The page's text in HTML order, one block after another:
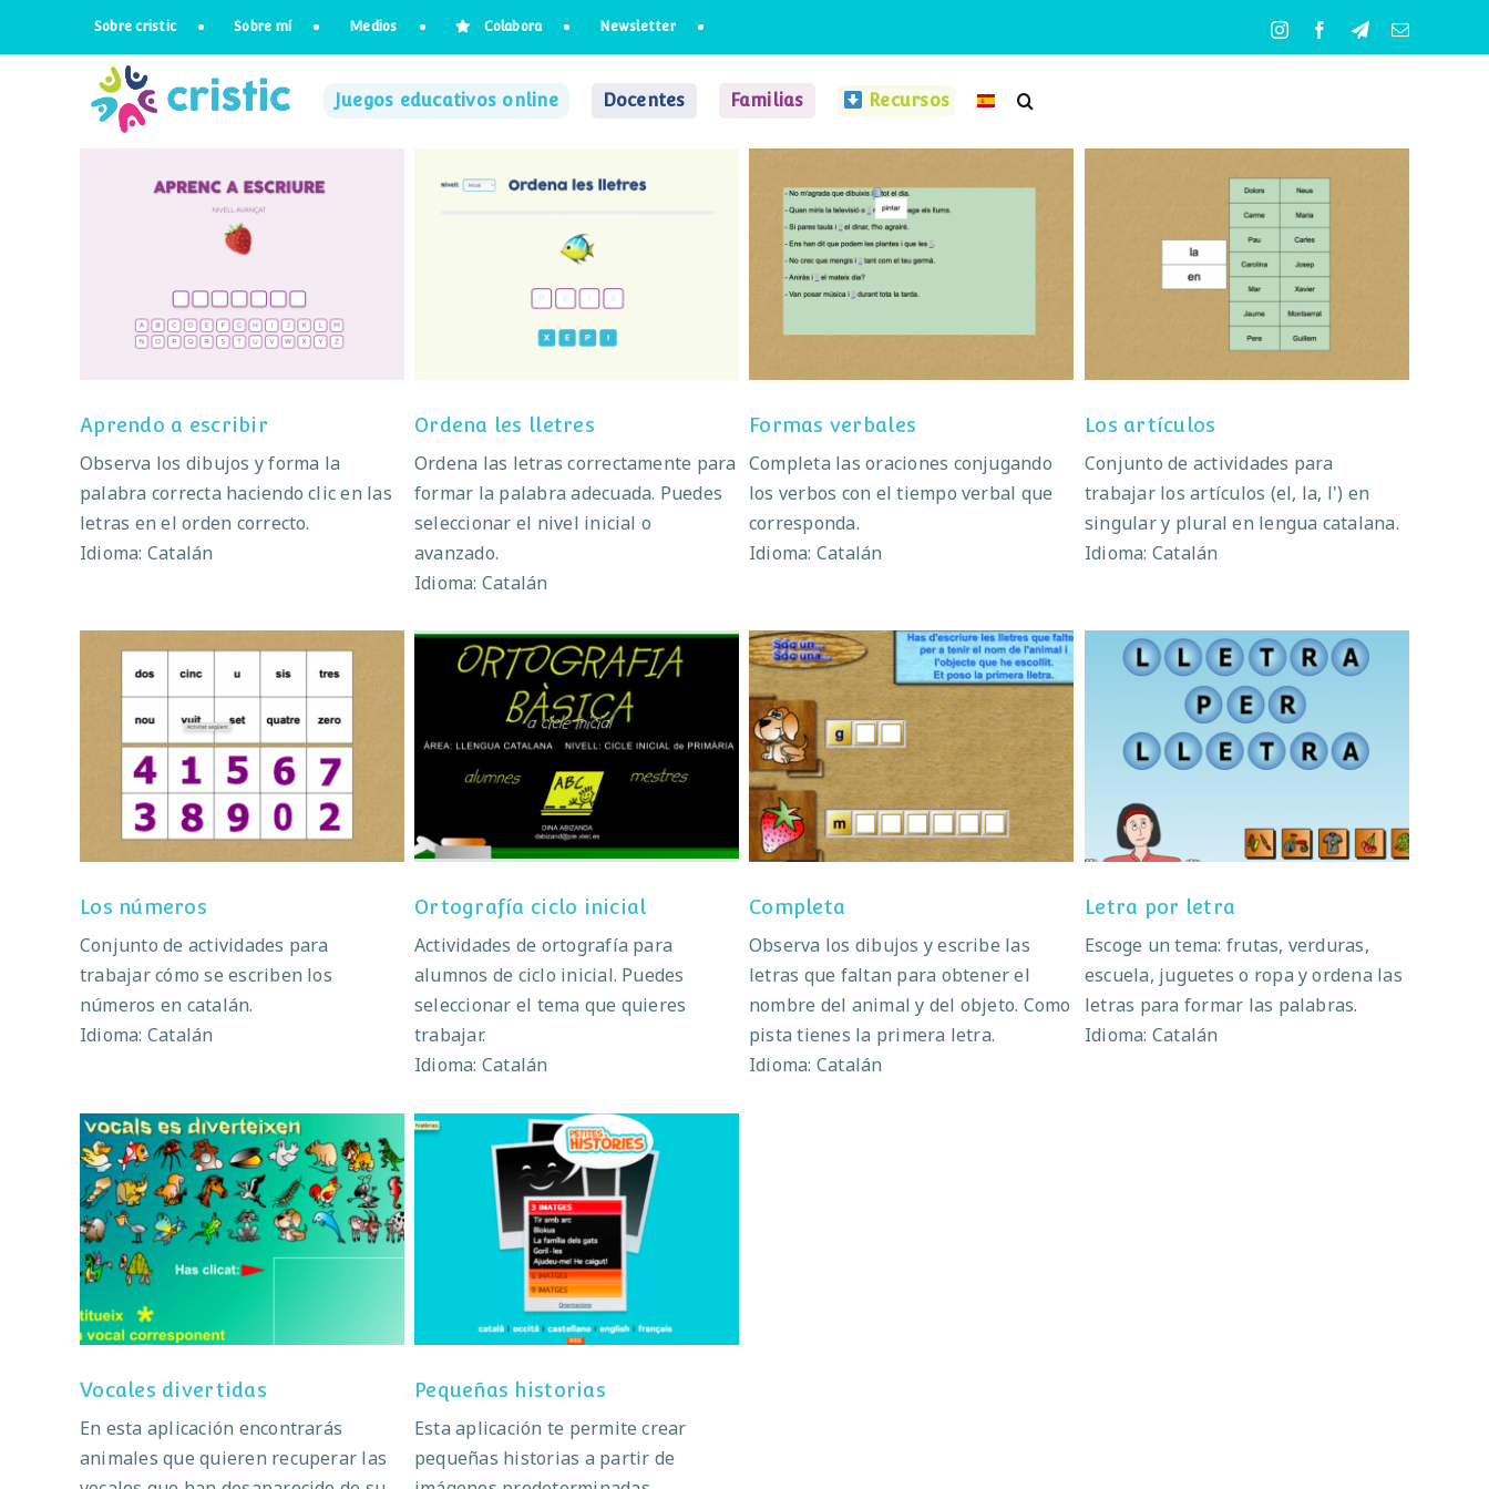
Sobre cristic Sobre mí Medios Colabora Newsletter InstagramFacebookTelegramCorreo
Juegos educativos online Docentes Familias Recursos
Aprendo a escribir
Observa los dibujos y forma la
palabra correcta haciendo clic en las
letras en el orden correcto.
Idioma: Catalán
Ordena les lletres
Ordena les lletres
Ordena las letras correctamente para
formar la palabra adecuada. Puedes
seleccionar el nivel inicial o
avanzado.
Idioma: Catalán
Formas verbales
Formas verbales
Completa las oraciones conjugando
los verbos con el tiempo verbal que
corresponda.
Idioma: Catalán
Los artículos
Los artículos
Conjunto de actividades para
trabajar los artículos (el, la, l') en
singular y plural en lengua catalana.
Idioma: Catalán
Los números
Los números
Conjunto de actividades para
trabajar cómo se escriben los
números en catalán.
Idioma: Catalán
Ortografía ciclo inicial
Ortografía ciclo inicial
Actividades de ortografía para
alumnos de ciclo inicial. Puedes
seleccionar el tema que quieres
trabajar.
Idioma: Catalán
Completa
Completa
Observa los dibujos y escribe las
letras que faltan para obtener el
nombre del animal y del objeto. Como
pista tienes la primera letra.
Idioma: Catalán
Letra por letra
Letra por letra
Escoge un tema: frutas, verduras,
escuela, juguetes o ropa y ordena las
letras para formar las palabras.
Idioma: Catalán
Vocales divertidas
Vocales divertidas
En esta aplicación encontrarás
animales que quieren recuperar las
Pequeñas historias
Pequeñas historias
Esta aplicación te permite crear
pequeñas historias a partir de